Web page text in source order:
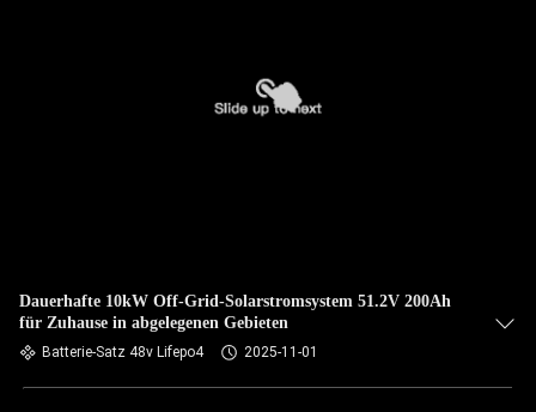
Dauerhafte 10kW Off-Grid-Solarstromsystem 51.2V 200Ah
für Zuhause in abgelegenen Gebieten
Batterie-Satz 48v Lifepo4 2025-11-01